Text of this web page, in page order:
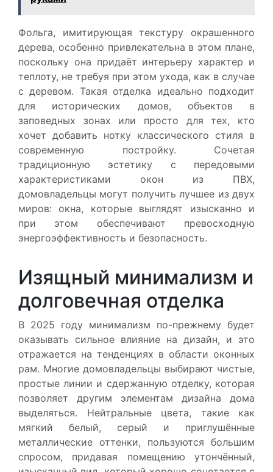
Фольга, имитирующая текстуру окрашенного
дерева, особенно привлекательна в этом плане,
поскольку она придаёт интерьеру характер и
теплоту, не требуя при этом ухода, как в случае
с деревом. Такая отделка идеально подходит
для исторических домов, объектов в
заповедных зонах или просто для тех, кто
хочет добавить нотку классического стиля в
современную постройку. Сочетая
традиционную эстетику с передовыми
характеристиками окон из ПВХ,
домовладельцы могут получить лучшее из двух
миров: окна, которые выглядят изысканно и
при этом обеспечивают превосходную
энергоэффективность и безопасность.
Изящный минимализм и
долговечная отделка
В 2025 году минимализм по-прежнему будет
оказывать сильное влияние на дизайн, и это
отражается на тенденциях в области оконных
рам. Многие домовладельцы выбирают чистые,
простые линии и сдержанную отделку, которая
позволяет другим элементам дизайна дома
выделяться. Нейтральные цвета, такие как
мягкий белый, серый и приглушённые
металлические оттенки, пользуются большим
спросом, придавая помещению утончённый,